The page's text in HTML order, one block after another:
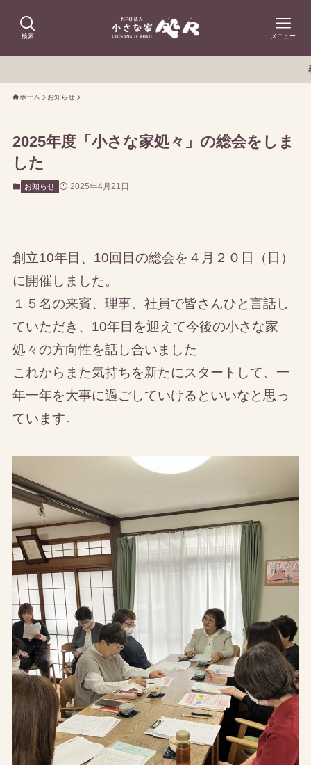
検索 メニュー
春日市のほ
ホーム お知らせ
2025年度「小さな家処々」の総会をしま
した
お知らせ 2025年4月21日
創立10年目、10回目の総会を４月２０日（日）
に開催しました。
１５名の来賓、理事、社員で皆さんひと言話し
ていただき、10年目を迎えて今後の小さな家
処々の方向性を話し合いました。
これからまた気持ちを新たにスタートして、一
年一年を大事に過ごしていけるといいなと思っ
ています。